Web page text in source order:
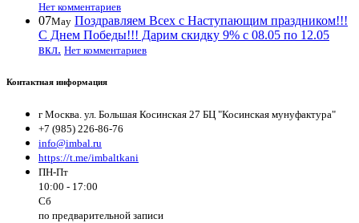
Нет комментариев
07May Поздравляем Всех с Наступающим праздником!!!
С Днем Победы!!! Дарим скидку 9% с 08.05 по 12.05
вкл. Нет комментариев
Контактная информация
г Москва. ул. Большая Косинская 27 БЦ "Косинская мунуфактура"
+7 (985) 226-86-76
info@imbal.ru
https://t.me/imbaltkani
ПН-Пт
10:00 - 17:00
Сб
по предварительной записи